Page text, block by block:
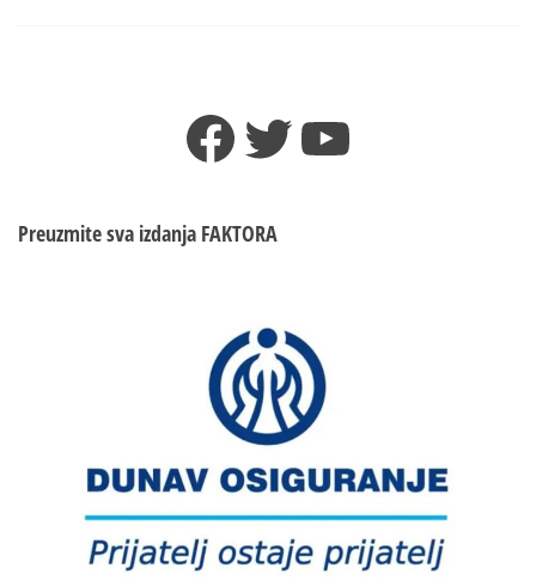
Facebook
TwitterYouTube
Preuzmite sva izdanja FAKTORA